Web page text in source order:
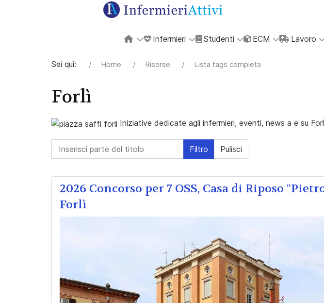
Infermieri Studenti ECM Lavoro
Sei qui: Home Risorse Lista tags completa
Forlì
Iniziative dedicate agli infermieri, eventi, news a e su
Inserisci parte del titolo Filtro Pulisci
2026 Concorso per 7 OSS, Casa di Riposo
Forlì